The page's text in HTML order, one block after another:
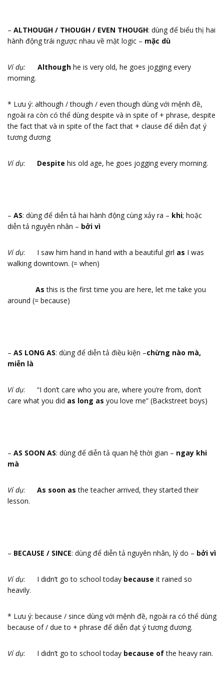
– ALTHOUGH / THOUGH / EVEN THOUGH: dùng để biểu thị hai
hành động trái ngược nhau về mặt logic – mặc dù
Ví dụ: Although he is very old, he goes jogging every
morning.
* Lưu ý: although / though / even though dùng với mệnh đề,
ngoài ra còn có thể dùng despite và in spite of + phrase, despite
the fact that và in spite of the fact that + clause để diễn đạt ý
tương đương
Ví dụ: Despite his old age, he goes jogging every morning.
– AS: dùng để diễn tả hai hành động cùng xảy ra – khi; hoặc
diễn tả nguyên nhân – bởi vì
Ví dụ: I saw him hand in hand with a beautiful girl as I was
walking downtown. (= when)
As this is the first time you are here, let me take you
around (= because)
– AS LONG AS: dùng để diễn tả điều kiện –chừng nào mà,
miễn là
Ví dụ: “I don’t care who you are, where you’re from, don’t
care what you did as long as you love me” (Backstreet boys)
– AS SOON AS: dùng để diễn tả quan hệ thời gian – ngay khi
mà
Ví dụ: As soon as the teacher arrived, they started their
lesson.
– BECAUSE / SINCE: dùng để diễn tả nguyên nhân, lý do – bởi vì
Ví dụ: I didn’t go to school today because it rained so
heavily.
* Lưu ý: because / since dùng với mệnh đề, ngoài ra có thể dùng
because of / due to + phrase để diễn đạt ý tương đương.
Ví dụ: I didn’t go to school today because ofthe heavy rain.